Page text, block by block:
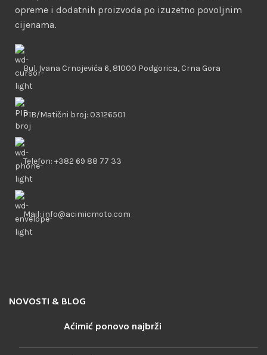
opreme i dodatnih proizvoda po izuzetno povoljnim
cijenama.
Bul. Ivana Crnojevića 6, 81000 Podgorica, Crna Gora
PIB/Matični broj: 03126501
Telefon: +382 69 88 77 33
Mail: info@acimicmoto.com
NOVOSTI & BLOG
Aćimić ponovo najbrži